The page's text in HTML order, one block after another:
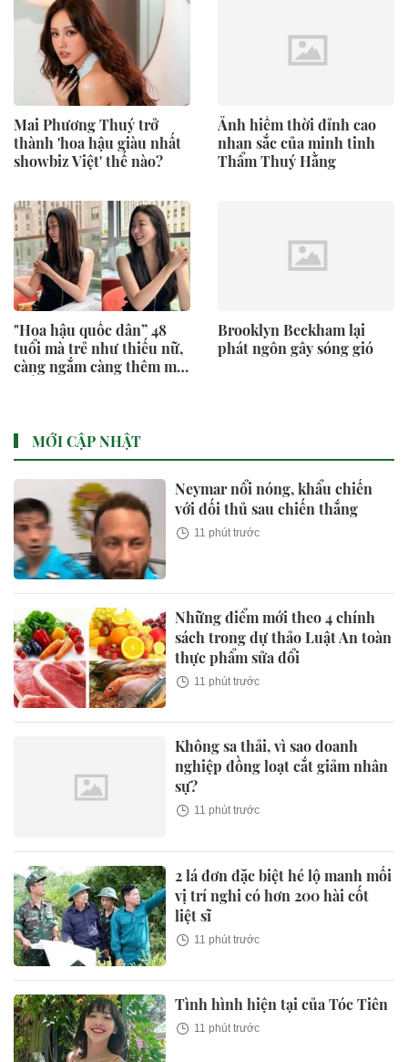
Mai Phương Thuý trở
thành 'hoa hậu giàu nhất
showbiz Việt' thế nào?
Ảnh hiếm thời đỉnh cao
nhan sắc của minh tinh
Thẩm Thuý Hằng
"Hoa hậu quốc dân” 48
tuổi mà trẻ như thiếu nữ,
càng ngắm càng thêm mê
Brooklyn Beckham lại
phát ngôn gây sóng gió
MỚI CẬP NHẬT
Neymar nổi nóng, khẩu chiến
với đối thủ sau chiến thắng
11 phút trước
Những điểm mới theo 4 chính
sách trong dự thảo Luật An toàn
thực phẩm sửa đổi
11 phút trước
Không sa thải, vì sao doanh
nghiệp đồng loạt cắt giảm nhân
sự?
11 phút trước
2 lá đơn đặc biệt hé lộ manh mối
vị trí nghi có hơn 200 hài cốt
liệt sĩ
11 phút trước
Tình hình hiện tại của Tóc Tiên
11 phút trước